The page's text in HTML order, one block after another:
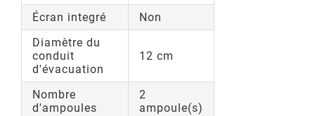
Écran integré
Non
Diamètre du
conduit
d'évacuation
12 cm
Nombre
d'ampoules
2
ampoule(s)